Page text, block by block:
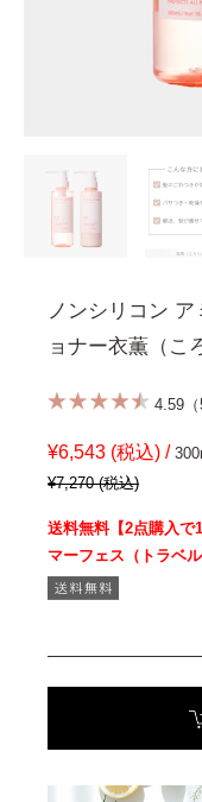
ノンシリコン
ョナー衣薫（こ
4.59（
¥6,543 (税込) /
¥7,270 (税込)
送料無料【2点購入で
マーフェス（トラベ